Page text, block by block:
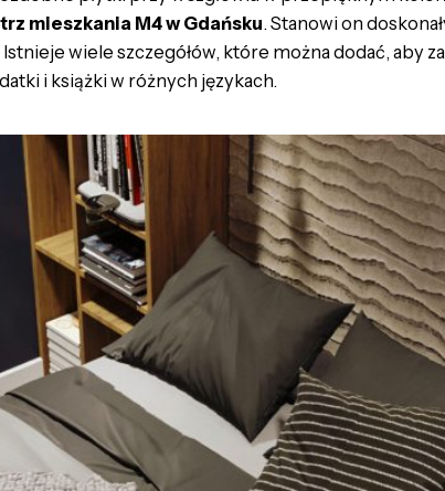
mieszkania M4 w Gdańsku. Stanowi on
wiele szczegółów, które można dodać,
i książki w różnych językach.